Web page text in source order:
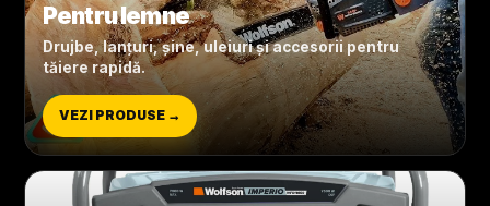
Pentru lemne
Drujbe, lanțuri, șine, uleiuri și accesorii pentru
tăiere rapidă.
VEZI PRODUSE →